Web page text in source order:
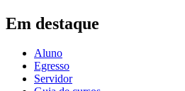
Em destaque
Aluno
Egresso
Servidor